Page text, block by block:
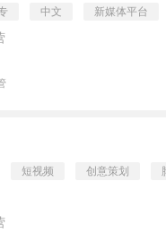
中文 新媒体平台
短视频 创意策划